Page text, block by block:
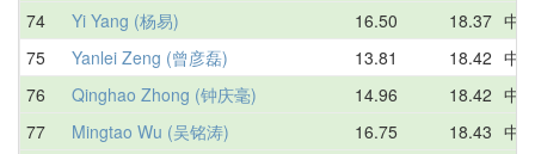
74
Yi Yang (杨易) 16.50 18.37 中
75
Yanlei Zeng (曾彦磊) 13.81 18.42 中
76
Qinghao Zhong (钟庆毫) 14.96 18.42 中
77
Mingtao Wu (吴铭涛) 16.75 18.43 中